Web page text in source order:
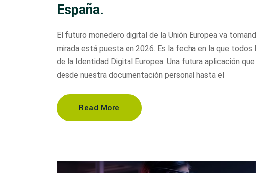
España.
El futuro monedero digital de la Unión Europea va
mirada está puesta en 2026. Es la fecha en la que
de la Identidad Digital Europea. Una futura aplicación
desde nuestra documentación personal hasta el
Read More